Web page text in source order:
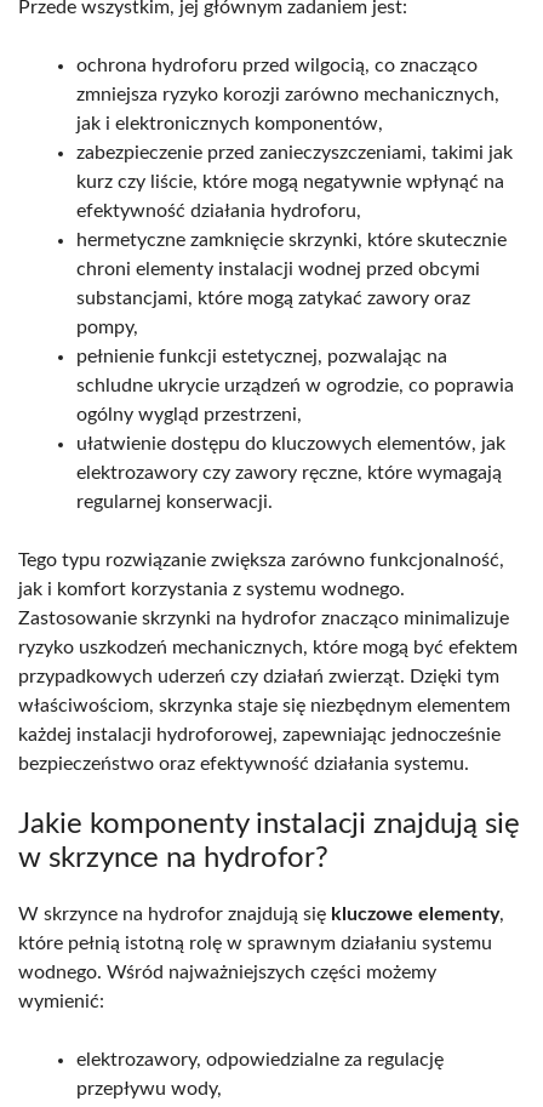
Przede wszystkim, jej głównym zadaniem jest:
ochrona hydroforu przed wilgocią, co znacząco
zmniejsza ryzyko korozji zarówno mechanicznych,
jak i elektronicznych komponentów,
zabezpieczenie przed zanieczyszczeniami, takimi jak
kurz czy liście, które mogą negatywnie wpłynąć na
efektywność działania hydroforu,
hermetyczne zamknięcie skrzynki, które skutecznie
chroni elementy instalacji wodnej przed obcymi
substancjami, które mogą zatykać zawory oraz
pompy,
pełnienie funkcji estetycznej, pozwalając na
schludne ukrycie urządzeń w ogrodzie, co poprawia
ogólny wygląd przestrzeni,
ułatwienie dostępu do kluczowych elementów, jak
elektrozawory czy zawory ręczne, które wymagają
regularnej konserwacji.
Tego typu rozwiązanie zwiększa zarówno funkcjonalność,
jak i komfort korzystania z systemu wodnego.
Zastosowanie skrzynki na hydrofor znacząco minimalizuje
ryzyko uszkodzeń mechanicznych, które mogą być efektem
przypadkowych uderzeń czy działań zwierząt. Dzięki tym
właściwościom, skrzynka staje się niezbędnym elementem
każdej instalacji hydroforowej, zapewniając jednocześnie
bezpieczeństwo oraz efektywność działania systemu.
Jakie komponenty instalacji znajdują się
w skrzynce na hydrofor?
W skrzynce na hydrofor znajdują się kluczowe elementy,
które pełnią istotną rolę w sprawnym działaniu systemu
wodnego. Wśród najważniejszych części możemy
wymienić:
elektrozawory, odpowiedzialne za regulację
przepływu wody,